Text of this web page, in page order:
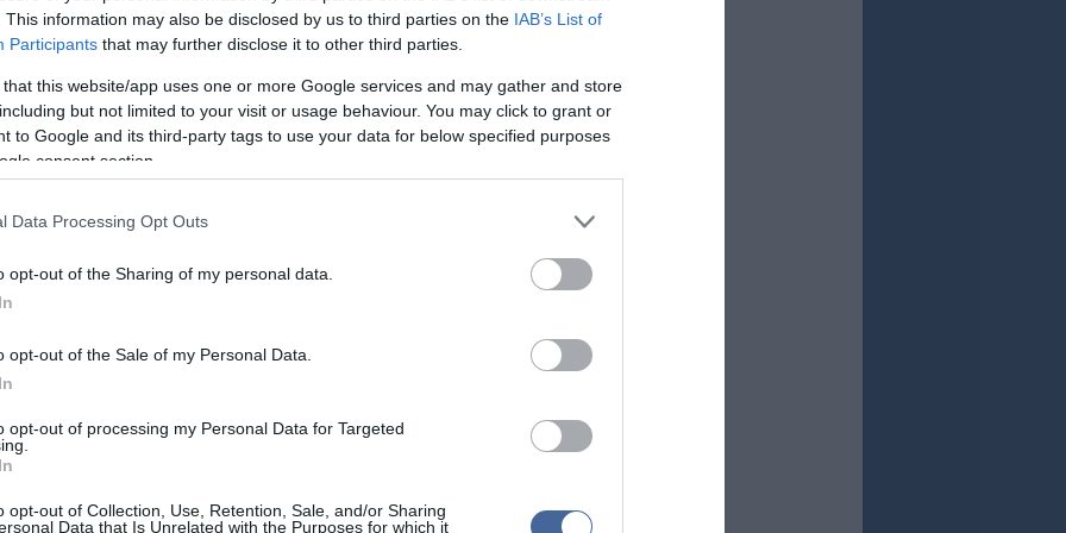
This information may also be disclosed by us to third parties on the IAB’s List of
Participants that may further disclose it to other third parties.
that this website/app uses one or more Google services and may gather and store
but not limited to your visit or usage behaviour. You may click to grant or
to Google and its third-party tags to use your data for below specified purposes
consent section.
Data Processing Opt Outs
opt-out of the Sharing of my personal data.
opt-out of the Sale of my Personal Data.
opt-out of processing my Personal Data for Targeted
opt-out of Collection, Use, Retention, Sale, and/or Sharing
Data that Is Unrelated with the Purposes for which it
és a terméshozamok növekedése Kolumbiában.
száma tíz év alatt 17 millióról 25 millióra
47%-os növekedés. A legnagyobb fogyasztói régiók
Amerika, Nyugat- és Közép-Európa, valamint Dél-
alapján különösen európai
figyelhető meg jelentős növekedés.
száma Nyugat- és Közép-Európában ötödik éve
utal a globális drogkereskedelemben. 2019 és
– az alkohol és dohány kivételével –
316 millió főt, ami a 15–64 év közötti
trendeket jelez.
életévet vesznek el globálisan. Ennek
közül csak minden tizenkettedik kapott
emelte ki a jelentés.
Ghada Waly, az UNODC ügyvezető igazgatója
beruházásokra van szükség a megelőzésben,